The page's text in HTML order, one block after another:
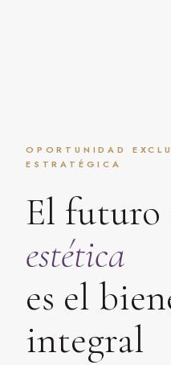
OPORTUNIDAD
ESTRATÉGICA
El futuro
estética
es el
integral